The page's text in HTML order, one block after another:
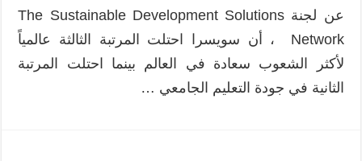
عن لجنة The Sustainable Development Solutions
Network ، أن سويسرا احتلت المرتبة الثالثة عالمياً
لأكثر الشعوب سعادة في العالم بينما احتلت المرتبة
الثانية في جودة التعليم الجامعي …